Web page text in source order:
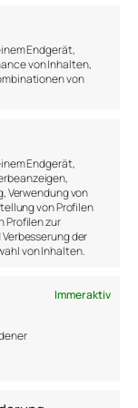
Endgerät,
von Inhalten,
von
Endgerät,
Verwendung von
von Profilen
Profilen zur
der
von Inhalten.
Immer aktiv
ausüben,
denen man
an die sie
ihr
mobilisieren.
zu